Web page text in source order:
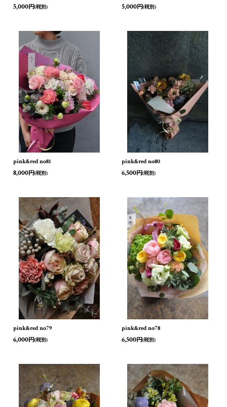
5,000円(税別) 5,000円(税別)
pink&red no81
8,000円(税別)
pink&red no80
6,500円(税別)
pink&red no79
6,000円(税別)
pink&red no78
6,500円(税別)